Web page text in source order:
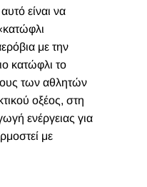
είναι να
με την
κατώφλι το
των αθλητών
οξέος, στη
ενέργειας για
με